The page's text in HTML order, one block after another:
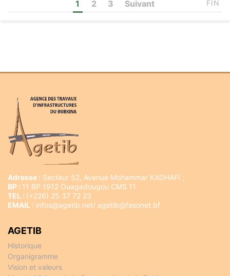
1 2 3 Suivant FIN
Adresse : Secteur 52, Avenue Mohammar KADHAFI ;
BP : 11 BP 1912 Ouagadougou CMS 11
TEL : (+226) 25 37 72 23
EMAIL : infos@agetib.net/ agetib@fasonet.bf
AGETIB
Historique
Organigramme
Vision et valeurs